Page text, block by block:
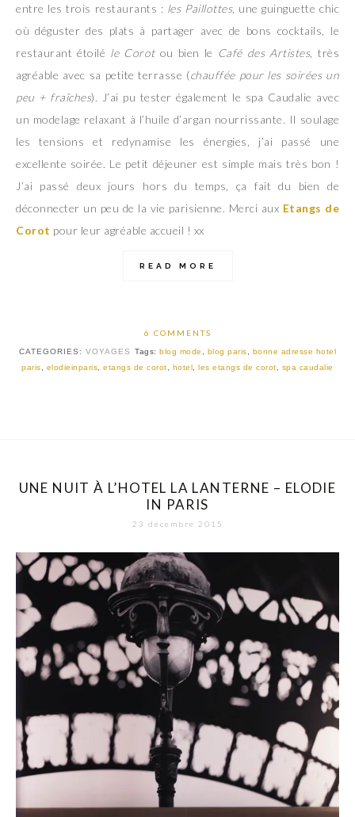
entre les trois restaurants : les Paillottes, une guinguette chic
où déguster des plats à partager avec de bons cocktails, le
restaurant étoilé le Corotou bien le Café des Artistes, très
agréable avec sa petite terrasse (chauffée pour les soirées un
peu + fraîches). J’ai pu tester également le spa Caudalie avec
un modelage relaxant à l’huile d’argan nourrissante. Il soulage
les tensions et redynamise les énergies, j’ai passé une
excellente soirée. Le petit déjeuner est simple mais très bon !
J’ai passé deux jours hors du temps, ça fait du bien de
déconnecter un peu de la vie parisienne. Merci aux Etangs de
Corot pour leur agréable accueil ! xx
READ MORE
6 COMMENTS
CATEGORIES: VOYAGES Tags: blog mode blog paris
bonne adresse hotel
paris
elodieinparis ,etangs de corot hotel ,les etangs de corot spa caudalie
UNE NUIT À L’HOTEL LA LANTERNE – ELODIE
IN PARIS
23 décembre 2015